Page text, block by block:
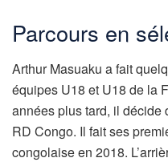
Parcours en
Arthur Masuaku a fait
équipes U18 et U18 de la
années plus tard, il décide
RD Congo. Il fait ses
congolaise en 2018.